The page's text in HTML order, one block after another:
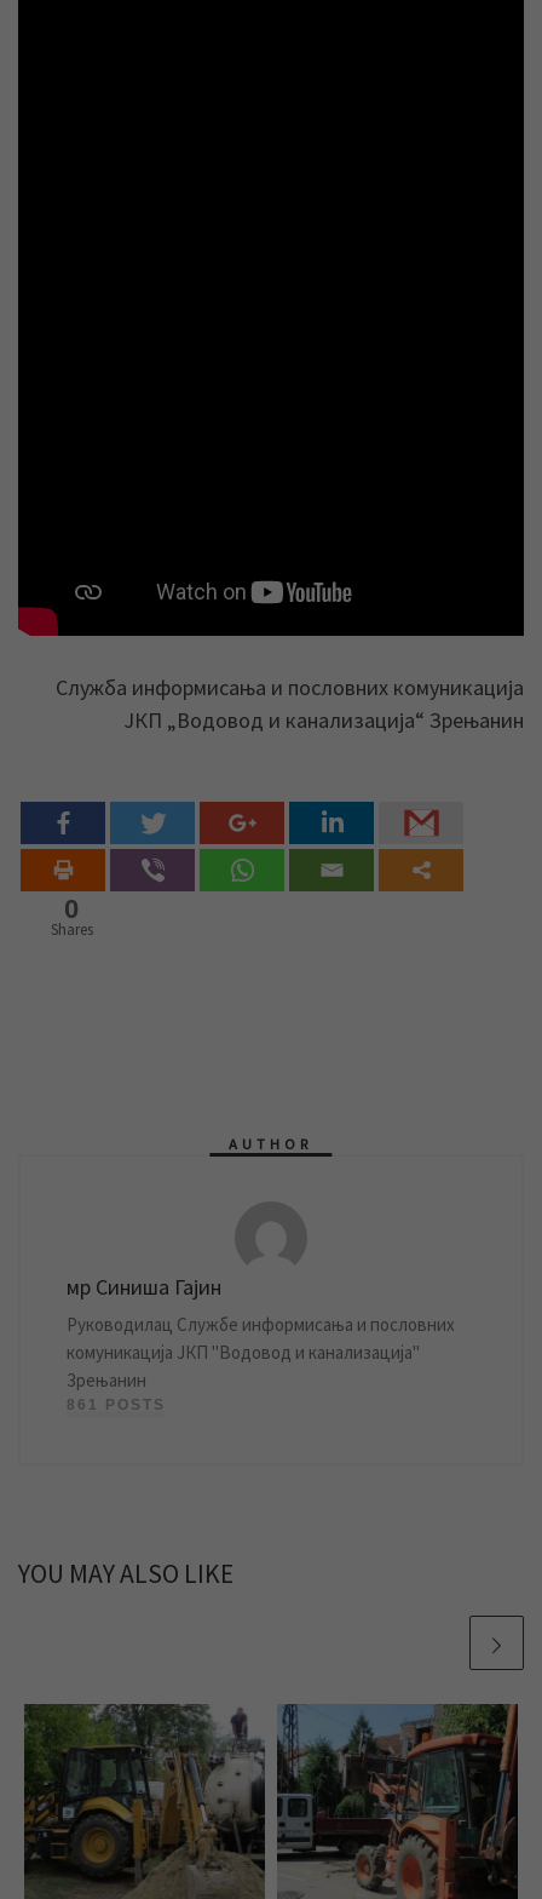
Служба информисања и пословних комуникација
ЈКП „Водовод и канализација“ Зрењанин
0
Shares
AUTHOR
мр Синиша Гајин
Руководилац Службе информисања и пословних
комуникација ЈКП "Водовод и канализација"
Зрењанин
861 POSTS
YOU MAY ALSO LIKE